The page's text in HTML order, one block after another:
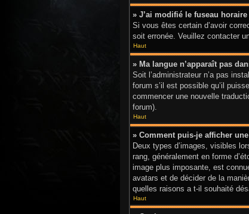
» J’ai modifié le fuseau
Si vous êtes certain d’avoir
soit erronée. Veuillez contacter
Haut
» Ma langue n’apparaît pas
Soit l’administrateur n’a pas
forum s’il est possible qu’il
commencer une nouvelle
forum).
Haut
» Comment puis-je afficher
Deux types d’images, visibles
rang, généralement en forme
image plus imposante, est
avatars et de décider de la
quelles raisons a t-il souhaité
Haut